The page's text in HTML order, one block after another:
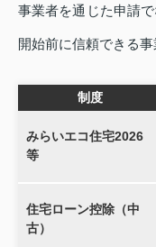
事業者を通じた申請
開始前に信頼できる事
制度
みらいエコ住宅2026
等
住宅ローン控除（中
古）